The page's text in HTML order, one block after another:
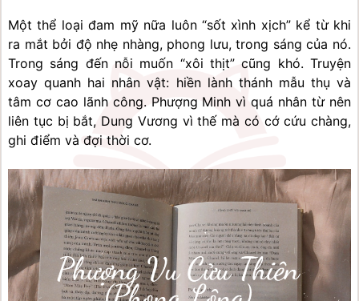
Một thể loại đam mỹ nữa luôn “sốt xình xịch” kể từ khi
ra mắt bởi độ nhẹ nhàng, phong lưu, trong sáng của nó.
Trong sáng đến nỗi muốn “xôi thịt” cũng khó. Truyện
xoay quanh hai nhân vật: hiền lành thánh mẫu thụ và
tâm cơ cao lãnh công. Phượng Minh vì quá nhân từ nên
liên tục bị bắt, Dung Vương vì thế mà có cớ cứu chàng,
ghi điểm và đợi thời cơ.